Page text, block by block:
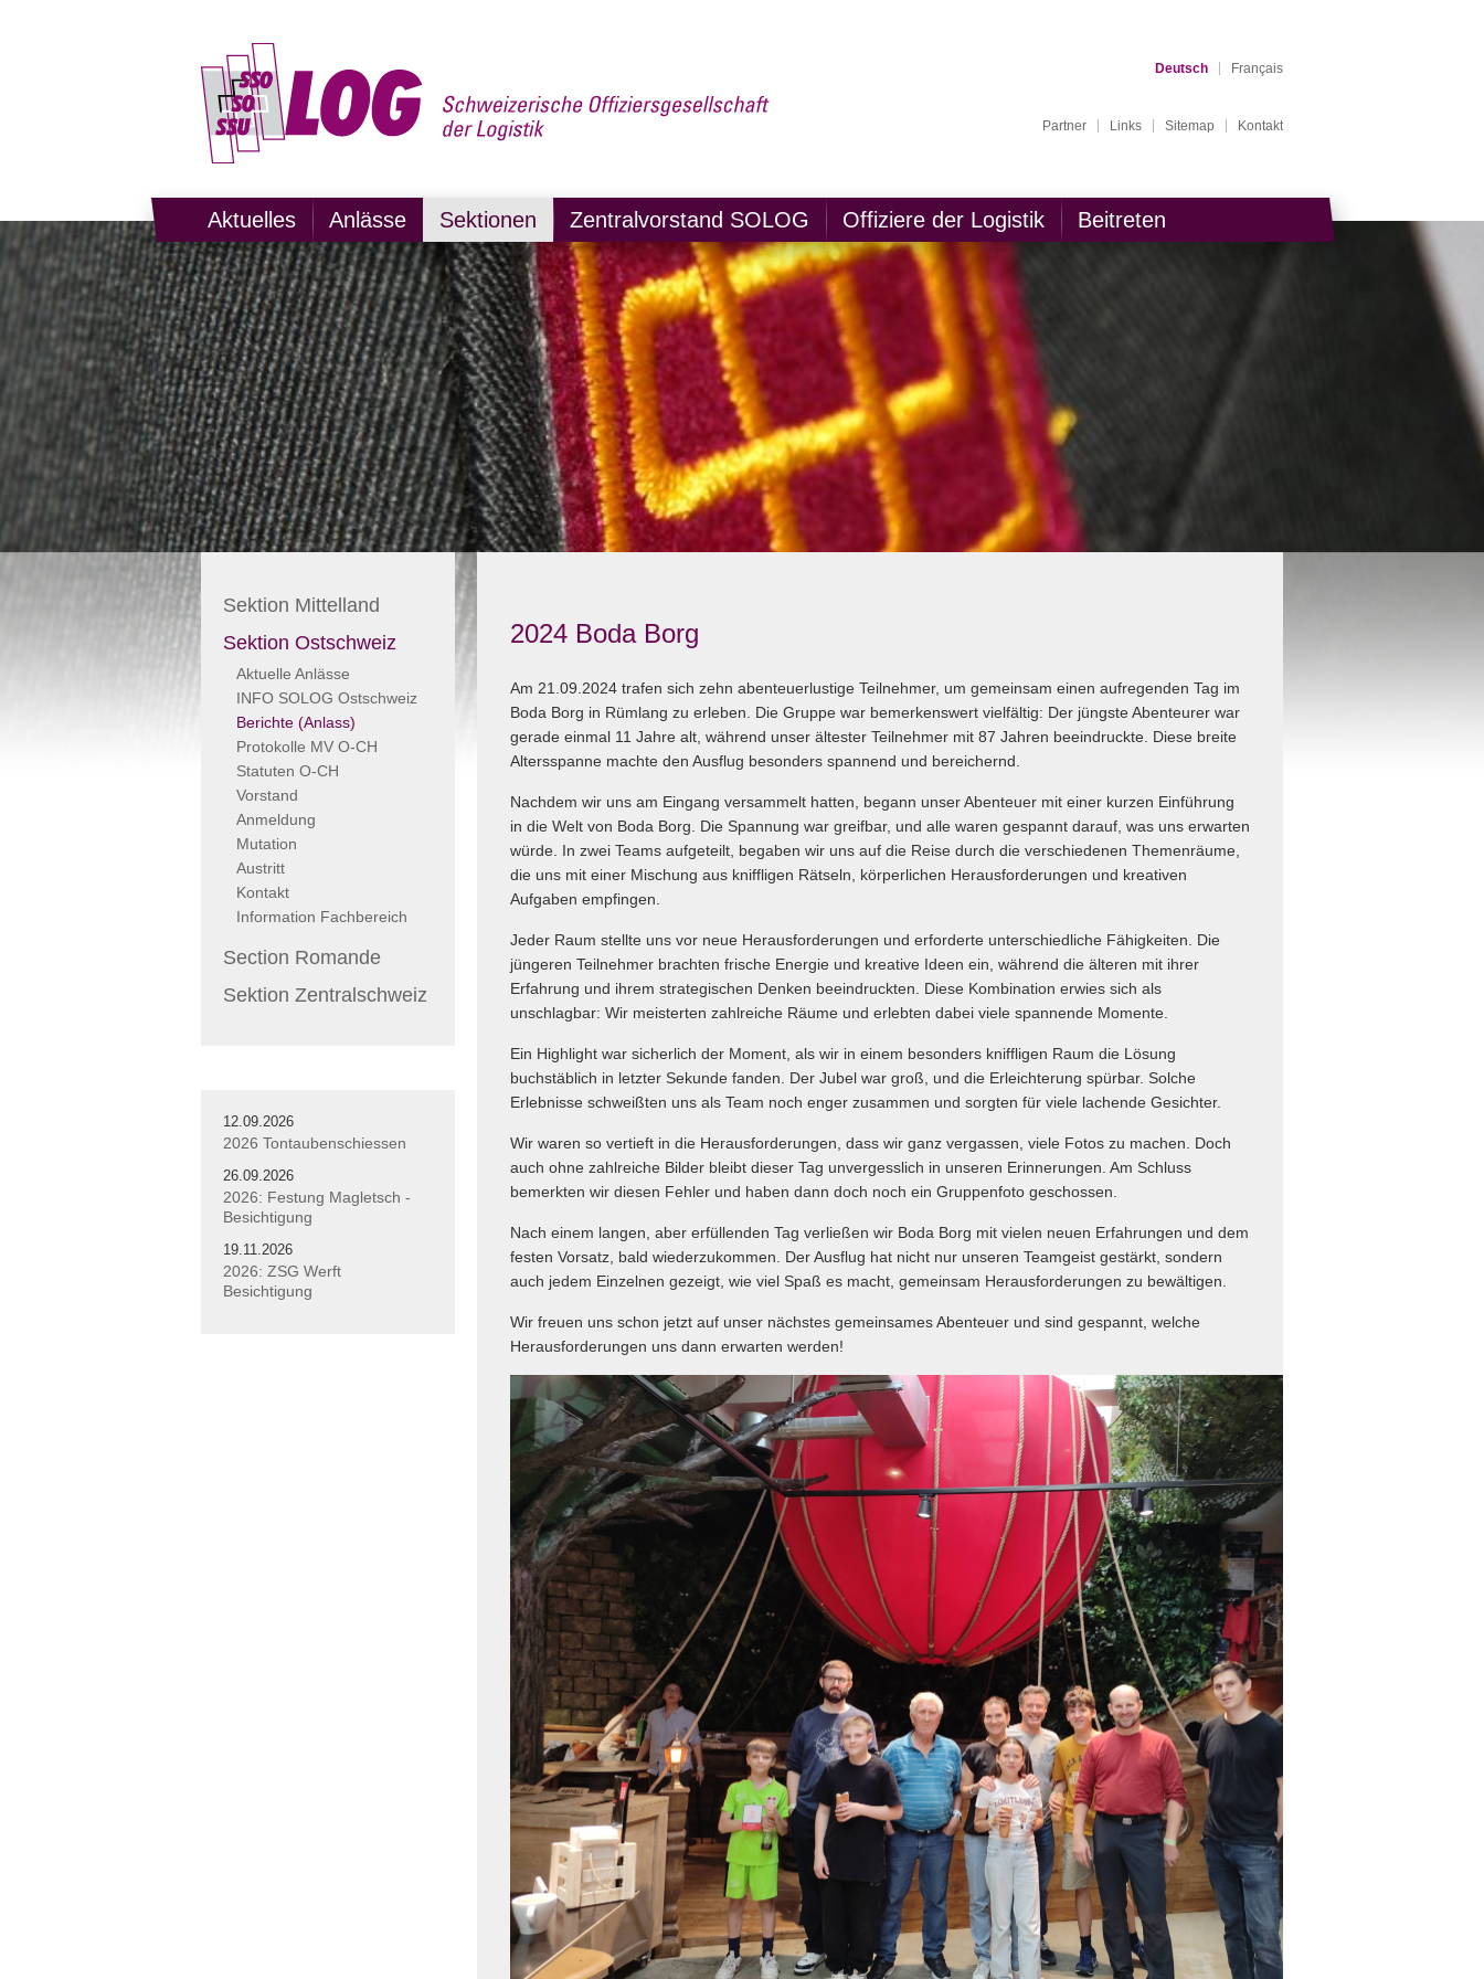
Deutsch Français
Partner Links Sitemap Kontakt
Aktuelles Anlässe Sektionen Zentralvorstand SOLOG Offiziere der Logistik Beitreten
Sektion Mittelland
Sektion Ostschweiz
Aktuelle Anlässe
INFO SOLOG Ostschweiz
Berichte (Anlass)
Protokolle MV O-CH
Statuten O-CH
Vorstand
Anmeldung
Mutation
Austritt
Kontakt
Information Fachbereich
Section Romande
Sektion Zentralschweiz
12.09.2026
2026 Tontaubenschiessen
26.09.2026
2026: Festung Magletsch -
Besichtigung
19.11.2026
2026: ZSG Werft
Besichtigung
2024 Boda Borg
Am 21.09.2024 trafen sich zehn abenteuerlustige Teilnehmer, um gemeinsam einen aufregenden Tag im
Boda Borg in Rümlang zu erleben. Die Gruppe war bemerkenswert vielfältig: Der jüngste Abenteurer war
gerade einmal 11 Jahre alt, während unser ältester Teilnehmer mit 87 Jahren beeindruckte. Diese breite
Altersspanne machte den Ausflug besonders spannend und bereichernd.
Nachdem wir uns am Eingang versammelt hatten, begann unser Abenteuer mit einer kurzen Einführung
in die Welt von Boda Borg. Die Spannung war greifbar, und alle waren gespannt darauf, was uns erwarten
würde. In zwei Teams aufgeteilt, begaben wir uns auf die Reise durch die verschiedenen Themenräume,
die uns mit einer Mischung aus kniffligen Rätseln, körperlichen Herausforderungen und kreativen
Aufgaben empfingen.
Jeder Raum stellte uns vor neue Herausforderungen und erforderte unterschiedliche Fähigkeiten. Die
jüngeren Teilnehmer brachten frische Energie und kreative Ideen ein, während die älteren mit ihrer
Erfahrung und ihrem strategischen Denken beeindruckten. Diese Kombination erwies sich als
unschlagbar: Wir meisterten zahlreiche Räume und erlebten dabei viele spannende Momente.
Ein Highlight war sicherlich der Moment, als wir in einem besonders kniffligen Raum die Lösung
buchstäblich in letzter Sekunde fanden. Der Jubel war groß, und die Erleichterung spürbar. Solche
Erlebnisse schweißten uns als Team noch enger zusammen und sorgten für viele lachende Gesichter.
Wir waren so vertieft in die Herausforderungen, dass wir ganz vergassen, viele Fotos zu machen. Doch
auch ohne zahlreiche Bilder bleibt dieser Tag unvergesslich in unseren Erinnerungen. Am Schluss
bemerkten wir diesen Fehler und haben dann doch noch ein Gruppenfoto geschossen.
Nach einem langen, aber erfüllenden Tag verließen wir Boda Borg mit vielen neuen Erfahrungen und dem
festen Vorsatz, bald wiederzukommen. Der Ausflug hat nicht nur unseren Teamgeist gestärkt, sondern
auch jedem Einzelnen gezeigt, wie viel Spaß es macht, gemeinsam Herausforderungen zu bewältigen.
Wir freuen uns schon jetzt auf unser nächstes gemeinsames Abenteuer und sind gespannt, welche
Herausforderungen uns dann erwarten werden!